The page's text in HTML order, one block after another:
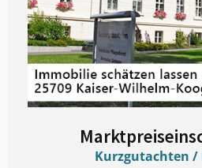
Kurzgutachten /